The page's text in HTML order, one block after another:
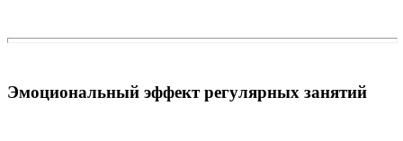
Эмоциональный эффект регулярных занятий